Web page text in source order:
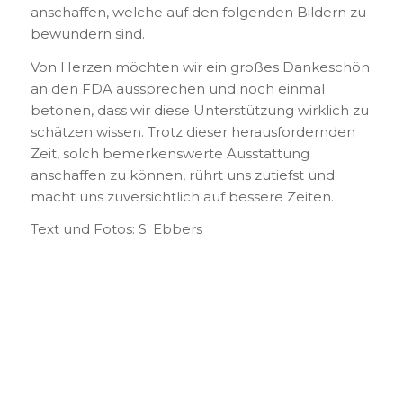
anschaffen, welche auf den folgenden Bildern zu
bewundern sind.
Von Herzen möchten wir ein großes Dankeschön
an den FDA aussprechen und noch einmal
betonen, dass wir diese Unterstützung wirklich zu
schätzen wissen. Trotz dieser herausfordernden
Zeit, solch bemerkenswerte Ausstattung
anschaffen zu können, rührt uns zutiefst und
macht uns zuversichtlich auf bessere Zeiten.
Text und Fotos: S. Ebbers